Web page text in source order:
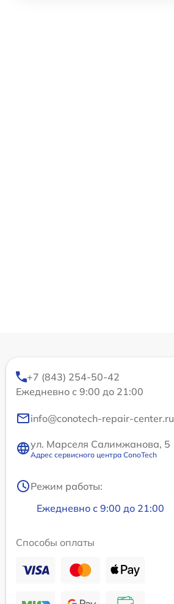
+7 (843) 254-50-42
Ежедневно с 9:00 до 21:00
info@conotech-repair-center.ru
ул. Марселя Салимжанова, 5
Адрес сервисного центра ConoTech
Режим работы:
Ежедневно с 9:00 до 21:00
Способы оплаты